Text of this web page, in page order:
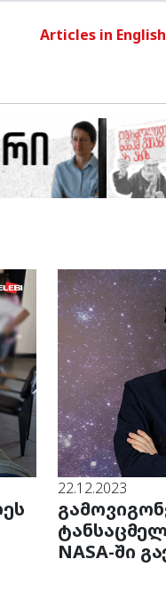
Articles in English
22.12.2023
NASA-ში